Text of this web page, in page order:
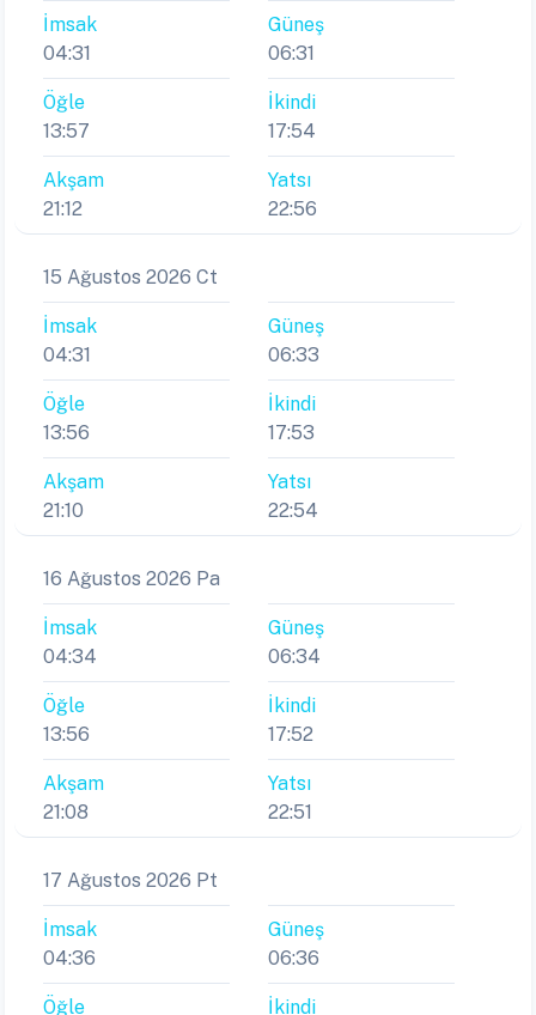
İmsak
04:31
Güneş
06:31
Öğle
13:57
İkindi
17:54
Akşam
21:12
Yatsı
22:56
15 Ağustos 2026 Ct
İmsak
04:31
Güneş
06:33
Öğle
13:56
İkindi
17:53
Akşam
21:10
Yatsı
22:54
16 Ağustos 2026 Pa
İmsak
04:34
Güneş
06:34
Öğle
13:56
İkindi
17:52
Akşam
21:08
Yatsı
22:51
17 Ağustos 2026 Pt
İmsak
04:36
Güneş
06:36
Öğle
İkindi